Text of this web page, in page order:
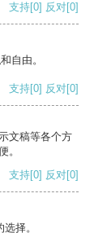
支持[0] 反对[0]
自由。
支持[0] 反对[0]
文稿等各个方
。
支持[0] 反对[0]
择。